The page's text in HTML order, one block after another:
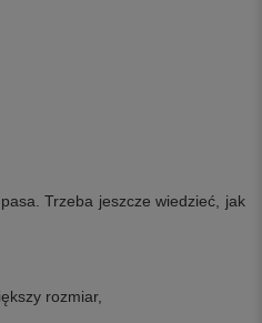
Trzeba jeszcze wiedzieć, jak
rozmiar,